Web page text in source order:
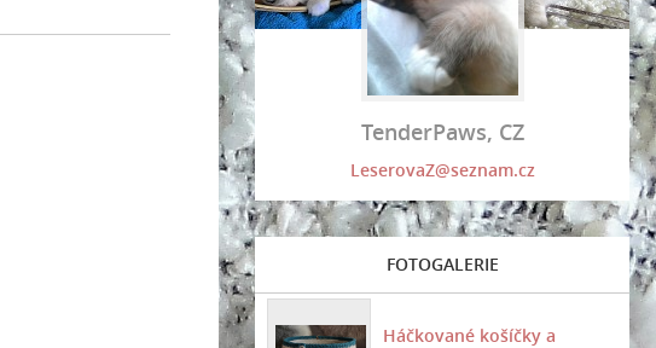
TenderPaws, CZ
LeserovaZ@seznam.cz
FOTOGALERIE
Háčkované košíčky a